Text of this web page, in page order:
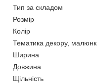
Тип за складом
Розмір
Колір
Тематика декору,
Ширина
Довжина
Щільність